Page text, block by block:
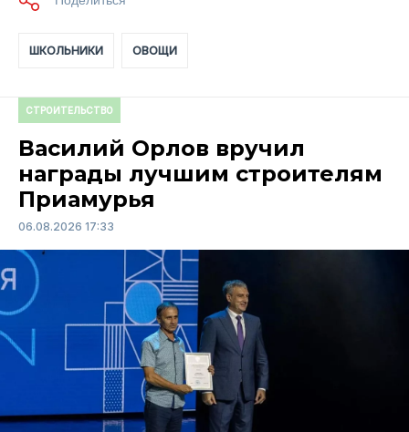
ШКОЛЬНИКИ ОВОЩИ
СТРОИТЕЛЬСТВО
Василий Орлов вручил
награды лучшим строителям
Приамурья
06.08.2026 17:33